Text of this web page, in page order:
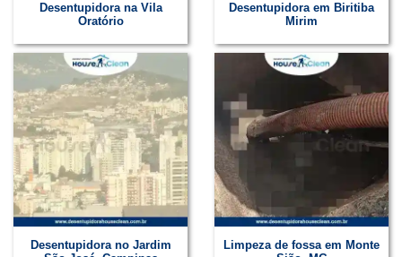
Desentupidora na Vila
Oratório
Desentupidora em Biritiba
Mirim
Desentupidora no Jardim
Limpeza de fossa em Monte